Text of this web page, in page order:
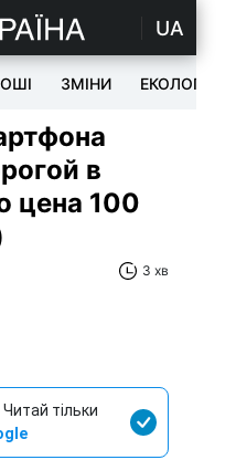
UA
ЗМІНИ ЕКОЛОГІЯ
в
цена 100
3 хв
тільки